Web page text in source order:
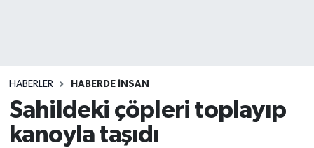
HABERLER HABERDE INSAN
Sahildeki çöpleri toplayıp
kanoyla taşıdı
Spor
Haber Arşivi